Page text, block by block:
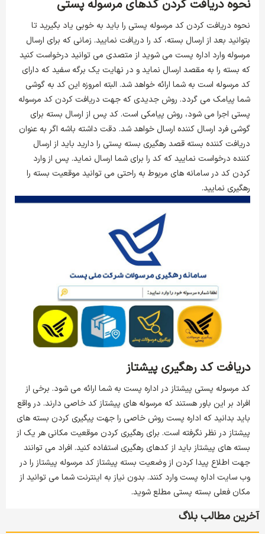
نحوه دریافت کردن کدهای مرسوله پستی
نحوه دریافت کردن کد مرسوله پستی را باید به خوبی یاد بگیرید تا
بتوانید بعد از ارسال بسته، کد را دریافت نمایید. زمانی که برای ارسال
مرسوله وارد اداره پست می شوید از متصدی می ‌توانید درخواست کنید
که بسته را به مقصد ارسال نماید و در نهایت یک برگه سفید که دارای
کد مرسوله است به شما ارائه خواهد شد. البته امروزه این کد به گوشی
شما پیامک می گردد. روش جدیدی که جهت دریافت کردن کد مرسوله
پستی اجرا می شود، روش پیامکی است. کد پس از ارسال بسته برای
گوشی فرد ارسال کننده ارسال خواهد شد. دقت داشته باشه اگر به عنوان
دریافت کننده بسته قصد رهگیری بسته پستی را دارید باید از ارسال
کننده درخواست نمایید که کد را برای شما ارسال نماید. پس از وارد
کردن کد در سامانه های مربوط به راحتی می توانید موقعیت بسته را
رهگیری نمایید.
دریافت کد رهگیری پیشتاز
کد مرسوله پستی پیشتاز در اداره پست به شما ارائه می شود. برخی از
افراد بر این باور هستند که مرسوله های پیشتاز کد خاصی دارند. در واقع
باید بدانید که اداره پست روش خاصی را جهت پیگیری کردن بسته های
پیشتاز در نظر نگرفته است. برای رهگیری کردن موقعیت مکانی هر یک از
بسته های پیشتاز باید از کدهای رهگیری استفاده کنید. افراد می توانند
جهت اطلاع پیدا کردن از وضعیت بسته پیشتاز کد مرسوله پیشتاز را در
وب سایت اداره پست وارد کنند. بدون نیاز به اینترنت شما می توانید از
مکان فعلی بسته پستی مطلع شوید.
آخرین مطالب بلاگ